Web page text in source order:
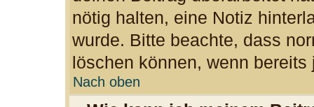
nötig halten, eine Notiz
wurde. Bitte beachte, dass
löschen können, wenn
Nach oben